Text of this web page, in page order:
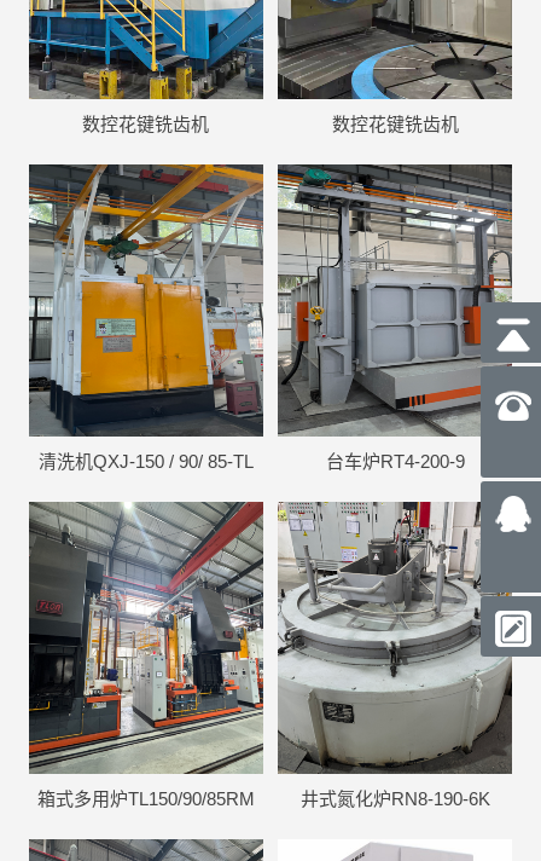
数控花键铣齿机 数控花键铣齿机
清洗机QXJ-150 / 90/ 85-TL 台车炉RT4-200-9
箱式多用炉TL150/90/85RM 井式氮化炉RN8-190-6K